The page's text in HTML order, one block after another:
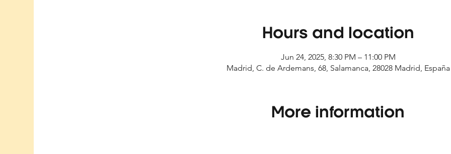
Hours and location
Jun 24, 2025, 8:30 PM – 11:00 PM
Madrid, C. de Ardemans, 68, Salamanca, 28028 Madrid, España
More information